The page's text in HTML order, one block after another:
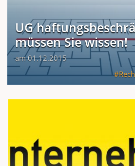
UG
müssen Sie wissen!
am 01.12.2015